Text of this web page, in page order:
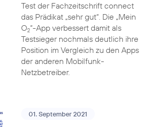
Test der Fachzeitschrift connect
das Prädikat „sehr gut“. Die „Mein
O2“-App verbessert damit als
Testsieger nochmals deutlich ihre
Position im Vergleich zu den Apps
der anderen Mobilfunk-
Netzbetreiber.
01. September 2021